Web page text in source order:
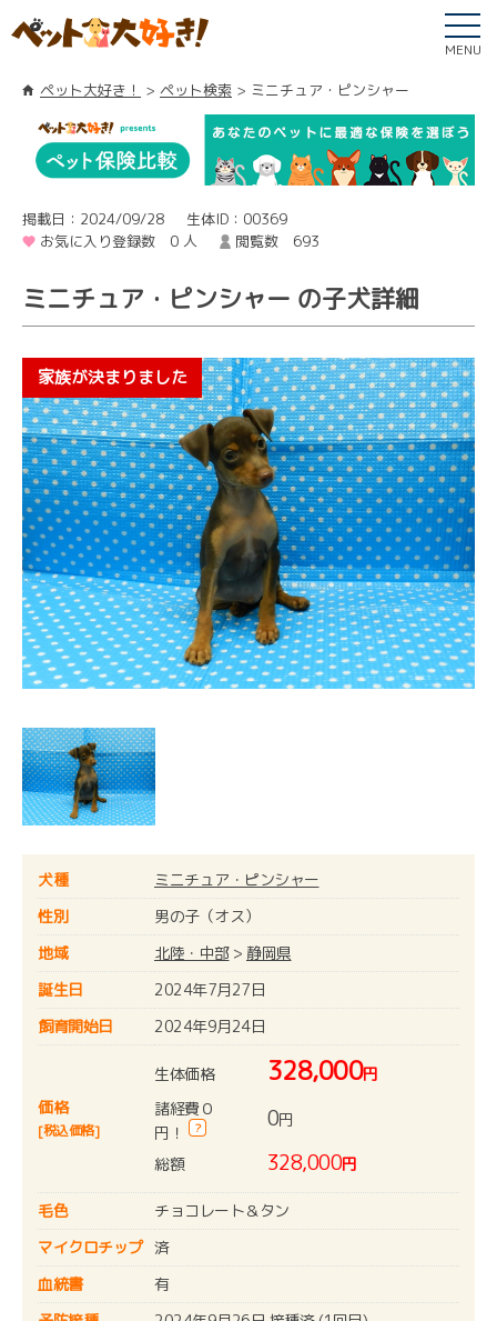
MENU
ペット大好き！ ペット検索 ミニチュア・ピンシャー
掲載日：2024/09/28
生体ID：00369
お気に入り登録数 0 人
閲覧数 693
ミニチュア・ピンシャー の子犬詳細
犬種
ミニチュア・ピンシャー
性別
男の子（オス）
地域
北陸・中部> 静岡県
誕生日
2024年7月27日
飼育開始日
2024年9月24日
価格
[税込価格]
生体価格 328,000円
諸経費０
円！
? 0円
総額 328,000円
毛色
チョコレート＆タン
マイクロチップ 済
血統書
有